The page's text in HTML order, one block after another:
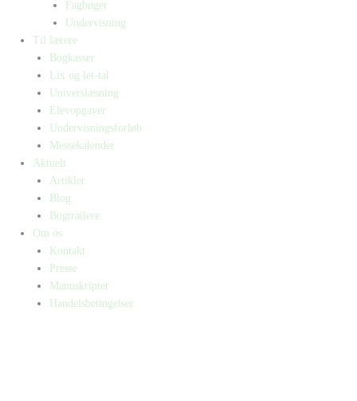
Fagbøger
Undervisning
Til lærere
Bogkasser
Lix og let-tal
Universlæsning
Elevopgaver
Undervisningsforløb
Messekalender
Aktuelt
Artikler
Blog
Bogtrailere
Om os
Kontakt
Presse
Manuskripter
Handelsbetingelser